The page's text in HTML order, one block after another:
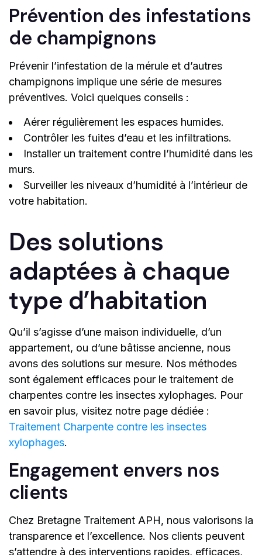
Prévention des infestations
de champignons
Prévenir l’infestation de la mérule et d’autres
champignons implique une série de mesures
préventives. Voici quelques conseils :
Aérer régulièrement les espaces humides.
Contrôler les fuites d’eau et les infiltrations.
Installer un traitement contre l’humidité dans les
murs.
Surveiller les niveaux d’humidité à l’intérieur de
votre habitation.
Des solutions
adaptées à chaque
type d’habitation
Qu’il s’agisse d’une maison individuelle, d’un
appartement, ou d’une bâtisse ancienne, nous
avons des solutions sur mesure. Nos méthodes
sont également efficaces pour le traitement de
charpentes contre les insectes xylophages. Pour
en savoir plus, visitez notre page dédiée :
Traitement Charpente contre les insectes
xylophages.
Engagement envers nos
clients
Chez Bretagne Traitement APH, nous valorisons la
transparence et l’excellence. Nos clients peuvent
s’attendre à des interventions rapides, efficaces,